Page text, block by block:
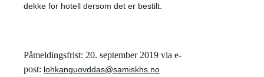
dekke for hotell dersom det er bestilt.
Påmeldingsfrist: 20. september 2019 via e-
post: lohkanguovddas@samiskhs.no